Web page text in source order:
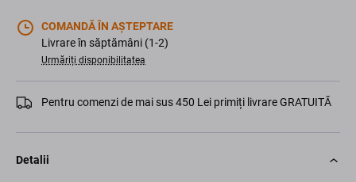
COMANDĂ ÎN AȘTEPTARE
Livrare în săptămâni (1-2)
Urmăriți disponibilitatea
Pentru comenzi de mai sus 450 Lei primiți livrare GRATUITĂ
Detalii